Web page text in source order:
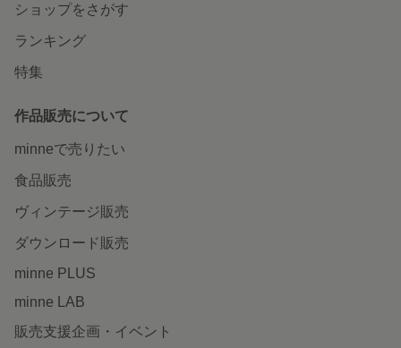
ショップをさがす
ランキング
特集
作品販売について
minneで売りたい
食品販売
ヴィンテージ販売
ダウンロード販売
minne PLUS
minne LAB
販売支援企画・イベント